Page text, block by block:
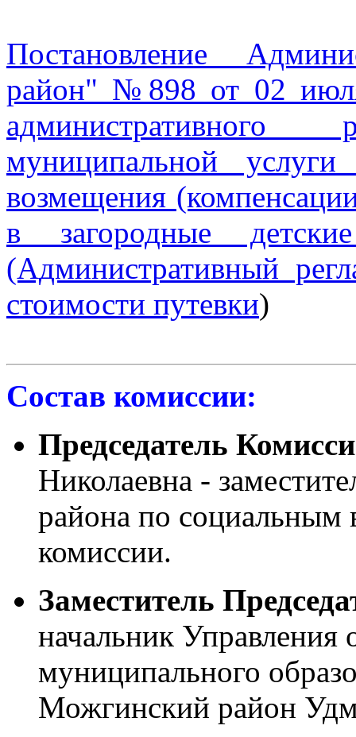
Постановление
район" №898 от 02
административного
муниципальной услуги
возмещения
в загородные
(Административный
стоимости путевки)
Состав комиссии:
Председатель
Николаевна -
района по социальным
комиссии.
Заместитель
начальник Управления
муниципального
Можгинский район